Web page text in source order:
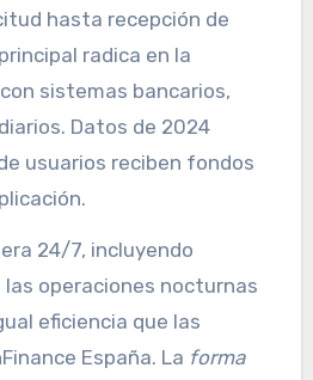
hasta recepción de
principal radica en la
sistemas bancarios,
Datos de 2024
usuarios reciben fondos
24/7, incluyendo
las operaciones nocturnas
eficiencia que las
España. La forma